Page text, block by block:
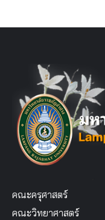
คณะครุศาสตร์
คณะวิทยาศาสตร์